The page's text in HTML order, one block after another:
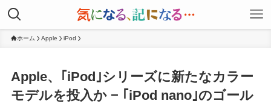
ホーム Apple iPod
Apple、｢iPod｣シリーズに新たなカラー
モデルを投入か − ｢iPod nano｣のゴール